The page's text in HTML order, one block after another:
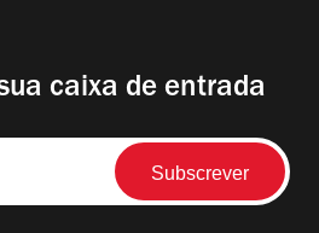
caixa de entrada